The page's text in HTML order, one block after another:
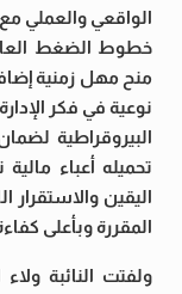
الواقعي والعملي
خطوط الضغط
منح مهل زمنية
نوعية في فكر
البيروقراطية
تحميله أعباء
اليقين
المقررة وبأعلى
ولفتت النائبة